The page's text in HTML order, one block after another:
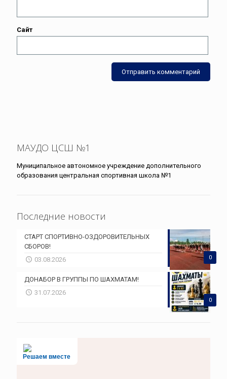
Сайт
МАУДО ЦСШ №1
Муниципальное автономное учреждение дополнительного
образования центральная спортивная школа №1
Последние новости
0
СТАРТ СПОРТИВНО-ОЗДОРОВИТЕЛЬНЫХ
СБОРОВ!
03.08.2026
0
ДОНАБОР В ГРУППЫ ПО ШАХМАТАМ!
31.07.2026
Решаем вместе